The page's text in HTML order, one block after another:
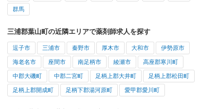
群馬
三浦郡葉山町の近隣エリアで薬剤師求人を探す
逗子市 三浦市 秦野市 厚木市 大和市 伊勢原市
海老名市 座間市 南足柄市 綾瀬市 高座郡寒川町
中郡大磯町 中郡二宮町 足柄上郡大井町 足柄上郡松田町
足柄上郡開成町 足柄下郡湯河原町 愛甲郡愛川町